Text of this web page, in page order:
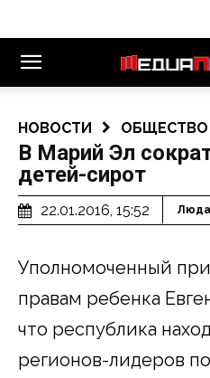
НОВОСТИ ОБЩЕСТВО
В Марий Эл
детей-сирот
22.01.2016, 15:52 Люда
Уполномоченный
правам ребенка
что республика
регионов-лидеров